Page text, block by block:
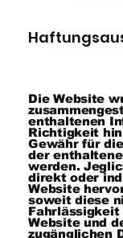
Die Website
enthaltenen
Richtigkeit
Gewähr für
der
werden.
direkt oder
Website
soweit diese
Fahrlässigkeit
Website und
zugänglichen